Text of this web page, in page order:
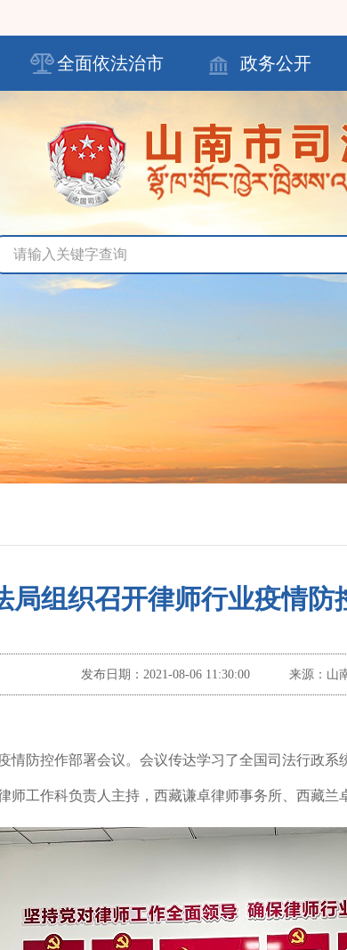
全面依法治市 政务公开
局组织召开律师行业疫情防
发布日期： 2021-08-06 11:30:00 来源： 山
情防控作部署会议。会议传达学习了全国司法行政
师工作科负责人主持，西藏谦卓律师事务所、西藏兰